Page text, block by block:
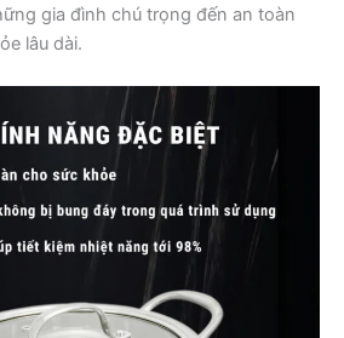
gia đình chú trọng đến an toàn
lâu dài.